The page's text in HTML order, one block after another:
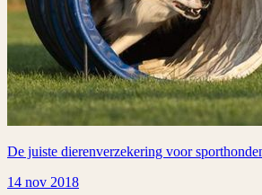
De juiste dierenverzekering voor
14 nov 2018